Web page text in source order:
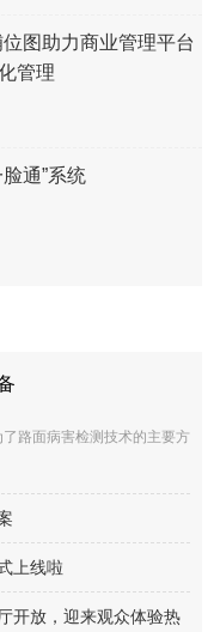
图助力商业管理平台
管理
通”系统
路面病害检测技术的主要方
上线啦
开放，迎来观众体验热